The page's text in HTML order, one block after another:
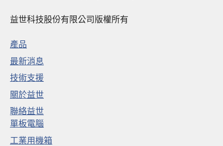
益世科技股份有限公司版權所有
產品
最新消息
技術支援
關於益世
聯絡益世
單板電腦
工業用機箱